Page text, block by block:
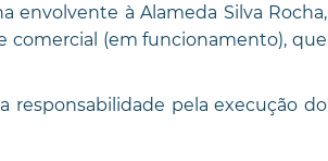
envolvente à Alameda Silva Rocha,
comercial (em funcionamento), que
responsabilidade pela execução do